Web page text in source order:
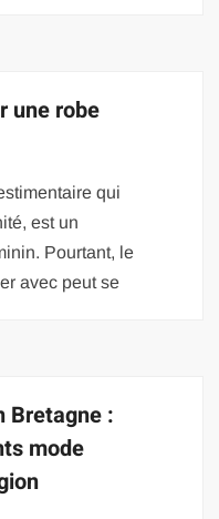
une robe
qui
est un
Pourtant, le
avec peut se
Bretagne :
mode